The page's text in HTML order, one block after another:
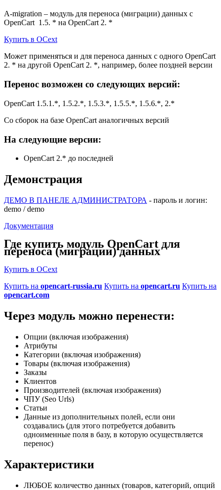
A-migration – модуль для переноса (миграции) данных с
OpenCart 1.5. * на OpenCart 2. *
Купить в OCext
Может применяться и для переноса данных с одного OpenCart
2. * на другой OpenCart 2. *, например, более поздней версии
Перенос возможен со следующих версий:
OpenCart 1.5.1.*, 1.5.2.*, 1.5.3.*, 1.5.5.*, 1.5.6.*, 2.*
Со сборок на базе OpenCart аналогичных версий
На следующие версии:
OpenCart 2.* до последней
Демонстрация
ДЕМО В ПАНЕЛЕ АДМИНИСТРАТОРА - пароль и логин:
demo / demo
Документация
Где купить модуль OpenCart для
переноса (миграции) данных
Купить в OCext
Купить на opencart-russia.ru Купить на opencart.ru Купить на
opencart.com
Через модуль можно перенести:
Опции (включая изображения)
Атрибуты
Категории (включая изображения)
Товары (включая изображения)
Заказы
Клиентов
Производителей (включая изображения)
ЧПУ (Seo Urls)
Статьи
Данные из дополнительных полей, если они
создавались (для этого потребуется добавить
одноименные поля в базу, в которую осуществляется
перенос)
Характеристики
ЛЮБОЕ количество данных (товаров, категорий, опций